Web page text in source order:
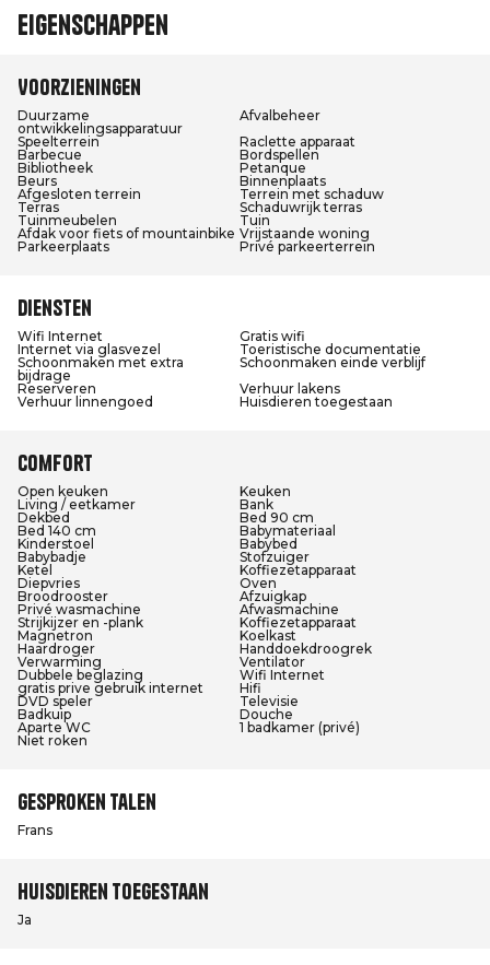
Eigenschappen
Voorzieningen
Duurzame
ontwikkelingsapparatuur
Afvalbeheer
Speelterrein
Raclette apparaat
Barbecue
Bordspellen
Bibliotheek
Petanque
Beurs
Binnenplaats
Afgesloten terrein
Terrein met schaduw
Terras
Schaduwrijk terras
Tuinmeubelen
Tuin
Afdak voor fiets of mountainbike Vrijstaande woning
Parkeerplaats
Privé parkeerterrein
Diensten
Wifi Internet
Gratis wifi
Internet via glasvezel
Toeristische documentatie
Schoonmaken met extra
bijdrage
Schoonmaken einde verblijf
Reserveren
Verhuur lakens
Verhuur linnengoed
Huisdieren toegestaan
Comfort
Open keuken
Keuken
Living / eetkamer
Bank
Dekbed
Bed 90 cm
Bed 140 cm
Babymateriaal
Kinderstoel
Babybed
Babybadje
Stofzuiger
Ketel
Koffiezetapparaat
Diepvries
Oven
Broodrooster
Afzuigkap
Privé wasmachine
Afwasmachine
Strijkijzer en -plank
Koffiezetapparaat
Magnetron
Koelkast
Haardroger
Handdoekdroogrek
Verwarming
Ventilator
Dubbele beglazing
Wifi Internet
gratis prive gebruik internet
Hifi
DVD speler
Televisie
Badkuip
Douche
Aparte WC
1 badkamer (privé)
Niet roken
Gesproken talen
Frans
Huisdieren toegestaan
Ja